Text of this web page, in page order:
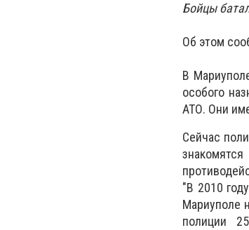
Бойцы
Об этом
В
особого
АТО. Они
Сейчас
"В 2010
Мариуполе
полиции